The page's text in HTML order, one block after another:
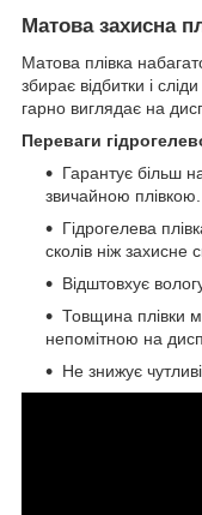
Матова захисна
Матова плівка
збирає відбитки і
гарно виглядає на
Переваги
Гарантує більш
звичайною плівкою.
Гідрогелева
сколів ніж захисне
Відштовхує
Товщина плівки
непомітною на
Не знижує